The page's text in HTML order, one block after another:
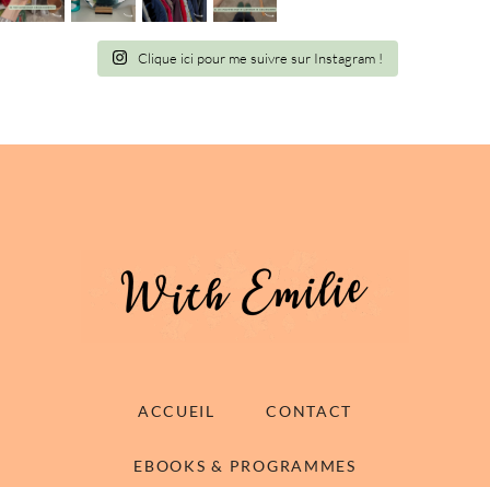
Clique ici pour me suivre sur Instagram !
ACCUEIL CONTACT
EBOOKS & PROGRAMMES